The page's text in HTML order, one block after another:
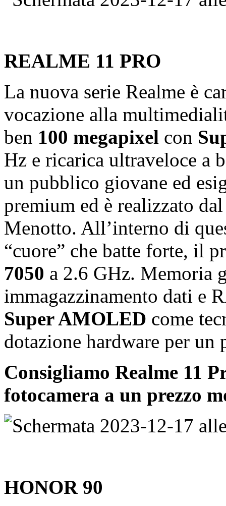
REALME 11 PRO
La nuova serie Realme è
vocazione alla
ben 100 megapixel con
Hz e ricarica ultraveloce a
un pubblico giovane ed
premium ed è realizzato
Menotto. All’interno di
“cuore” che batte forte, il
7050 a 2.6 GHz. Memoria
immagazzinamento dati e
Super AMOLED come
dotazione hardware per
Consigliamo Realme 11
fotocamera a un prezzo
HONOR 90